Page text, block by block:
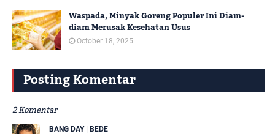
Waspada, Minyak Goreng Populer Ini Diam-
diam Merusak Kesehatan Usus
October 18, 2025
Posting Komentar
2 Komentar
BANG DAY | BEDE